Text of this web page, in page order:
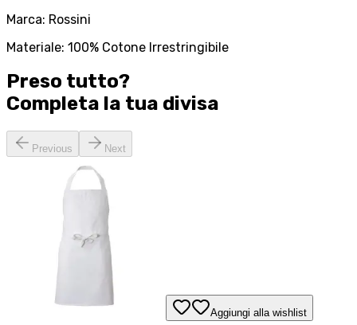
Marca: Rossini
Materiale: 100% Cotone Irrestringibile
Preso tutto?
Completa la tua divisa
Previous Next
Aggiungi alla wishlist